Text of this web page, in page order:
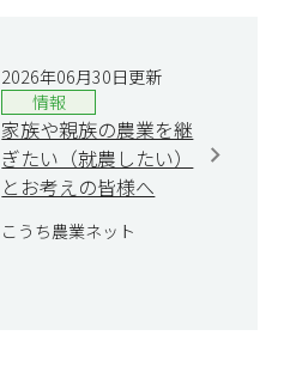
2026年06月30日更新
情報
家族や親族の農業を継
ぎたい（就農したい）
とお考えの皆様へ
こうち農業ネット